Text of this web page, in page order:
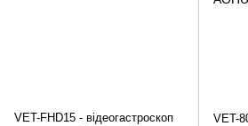
VET-FHD15 - відеогастроскоп
VET-